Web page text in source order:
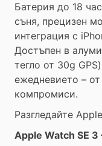
Батерия до 18
съня, прецизен
интеграция с
Достъпен в
тегло от 30g
ежедневието –
компромиси.
Разгледайте
Apple Watch SE 3